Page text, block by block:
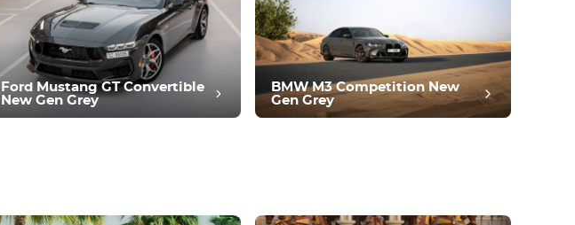
Ford Mustang GT Convertible
New Gen Grey
BMW M3 Competition New
Gen Grey